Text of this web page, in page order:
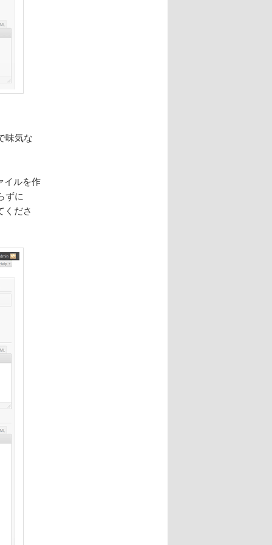
味気な
イルを作
ずに
くださ